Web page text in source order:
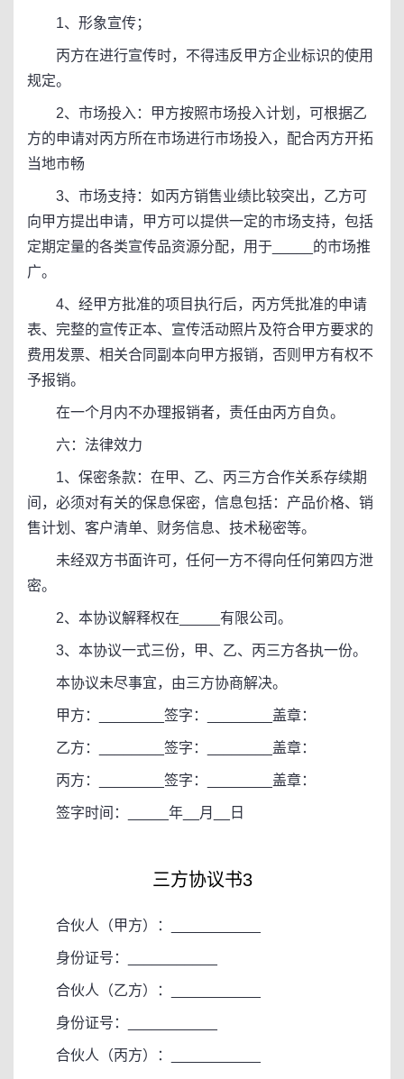
1、形象宣传；
丙方在进行宣传时，不得违反甲方企业标识的使用
规定。
2、市场投入：甲方按照市场投入计划，可根据乙
方的申请对丙方所在市场进行市场投入，配合丙方开拓
当地市畅
3、市场支持：如丙方销售业绩比较突出，乙方可
向甲方提出申请，甲方可以提供一定的市场支持，包括
定期定量的各类宣传品资源分配，用于_____的市场推
广。
4、经甲方批准的项目执行后，丙方凭批准的申请
表、完整的宣传正本、宣传活动照片及符合甲方要求的
费用发票、相关合同副本向甲方报销，否则甲方有权不
予报销。
在一个月内不办理报销者，责任由丙方自负。
六：法律效力
1、保密条款：在甲、乙、丙三方合作关系存续期
间，必须对有关的保息保密，信息包括：产品价格、销
售计划、客户清单、财务信息、技术秘密等。
未经双方书面许可，任何一方不得向任何第四方泄
密。
2、本协议解释权在_____有限公司。
3、本协议一式三份，甲、乙、丙三方各执一份。
本协议未尽事宜，由三方协商解决。
甲方：________签字：________盖章：
乙方：________签字：________盖章：
丙方：________签字：________盖章：
签字时间：_____年__月__日
三方协议书3
合伙人（甲方）：___________
身份证号：___________
合伙人（乙方）：___________
身份证号：___________
合伙人（丙方）：___________